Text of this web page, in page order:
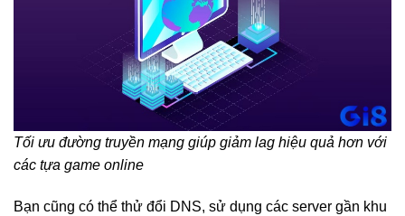
Tối ưu đường truyền mạng giúp giảm lag hiệu quả hơn với
các tựa game online
Bạn cũng có thể thử đổi DNS, sử dụng các server gần khu